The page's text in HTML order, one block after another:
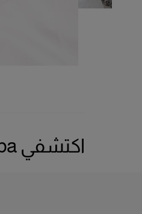
اكتشفي La Bomba